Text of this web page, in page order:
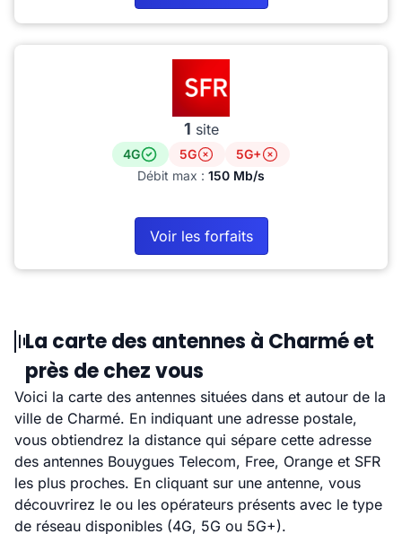
1 site
4G 5G
5G+
Débit max : 150 Mb/s
Voir les forfaits
La carte des antennes à Charmé et
près de chez vous
Voici la carte des antennes situées dans et autour de la
ville de Charmé. En indiquant une adresse postale,
vous obtiendrez la distance qui sépare cette adresse
des antennes Bouygues Telecom, Free, Orange et SFR
les plus proches. En cliquant sur une antenne, vous
découvrirez le ou les opérateurs présents avec le type
de réseau disponibles (4G, 5G ou 5G+).